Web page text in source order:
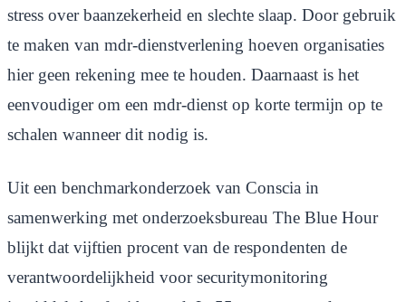
stress over baanzekerheid en slechte slaap. Door gebruik
te maken van mdr-dienstverlening hoeven organisaties
hier geen rekening mee te houden. Daarnaast is het
eenvoudiger om een mdr-dienst op korte termijn op te
schalen wanneer dit nodig is.
Uit een benchmarkonderzoek van Conscia in
samenwerking met onderzoeksbureau The Blue Hour
blijkt dat vijftien procent van de respondenten de
verantwoordelijkheid voor securitymonitoring